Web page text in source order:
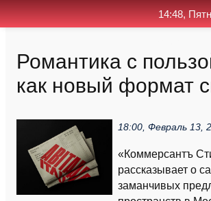
Романтика с
как новый формат
18:00, Февраль 13,
«Коммерсантъ
рассказывает о
заманчивых
14:48,